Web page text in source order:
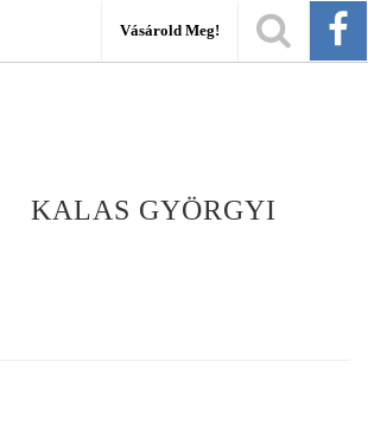
Vásárold Meg!
KALAS GYÖRGYI